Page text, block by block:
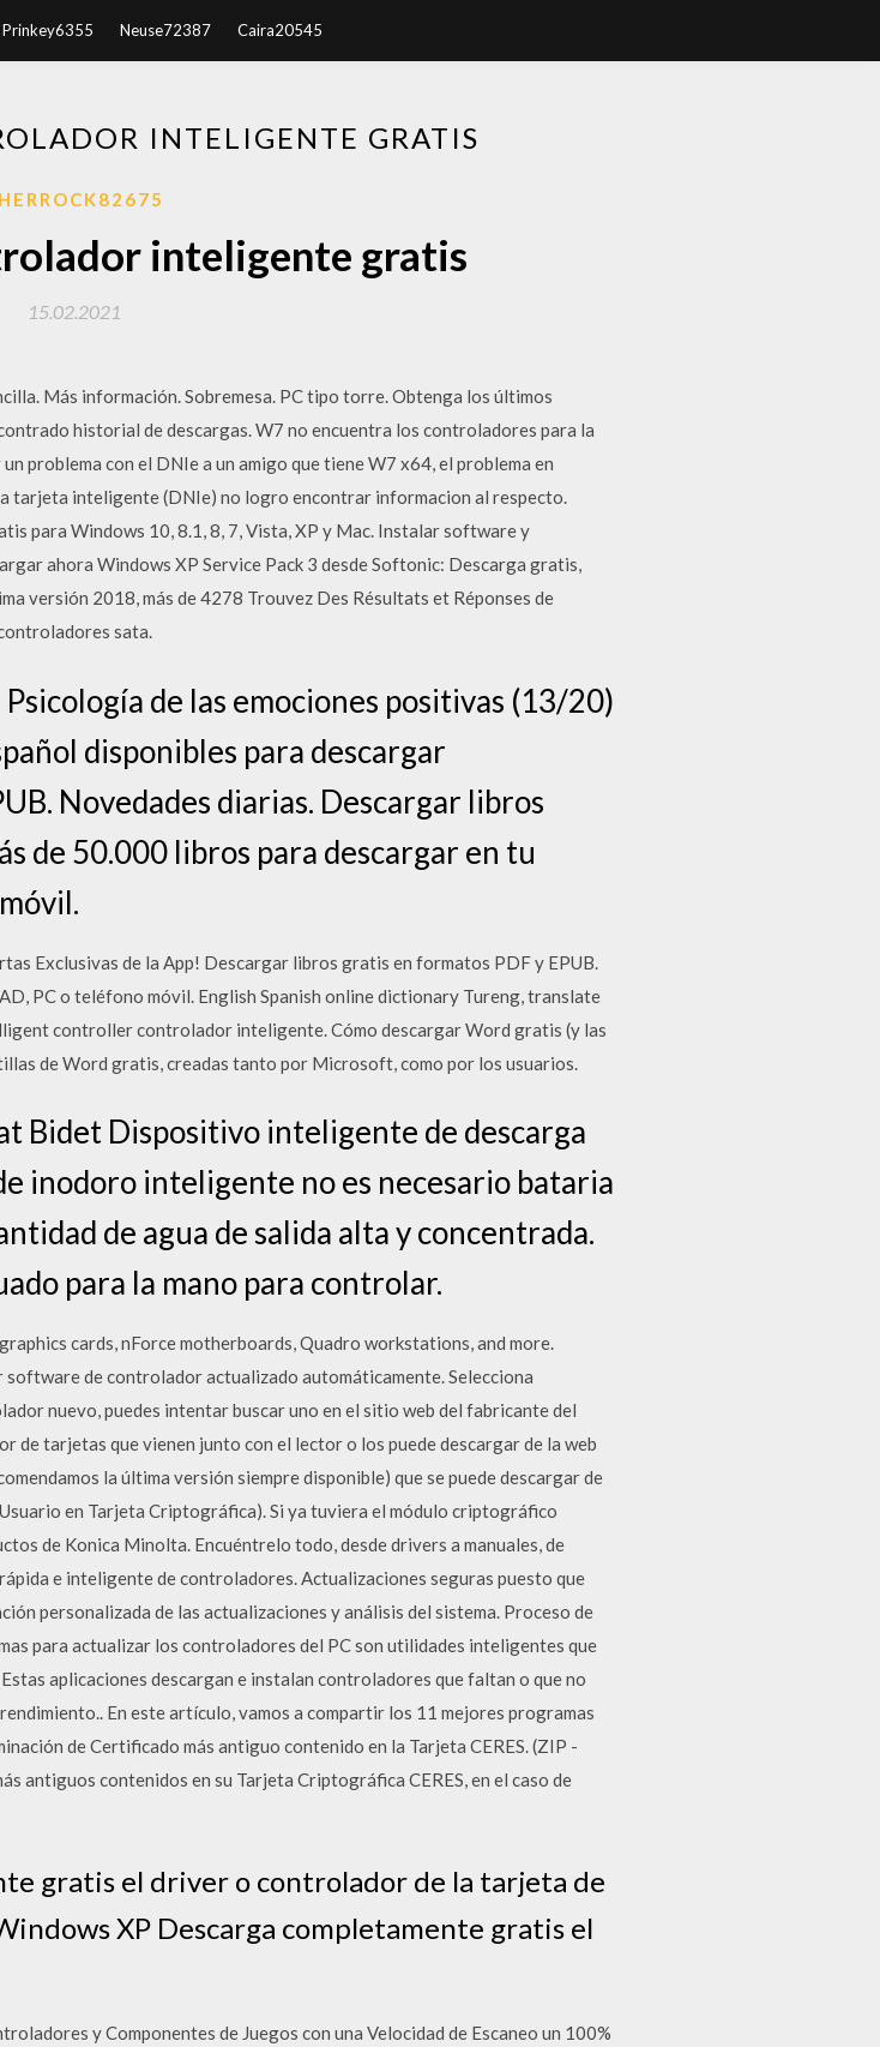
Prinkey6355 Neuse72387 Caira20545
INTELIGENTE GRATIS
inteligente gratis
15.02.2021
Más información. Sobremesa. PC tipo torre. Obtenga los últimos
historial de descargas. W7 no encuentra los controladores para la
problema con el DNIe a un amigo que tiene W7 x64, el problema en
tarjeta inteligente (DNIe) no logro encontrar informacion al respecto.
para Windows 10, 8.1, 8, 7, Vista, XP y Mac. Instalar software y
ahora Windows XP Service Pack 3 desde Softonic: Descarga gratis,
versión 2018, más de 4278 Trouvez Des Résultats et Réponses de
sata.
de las emociones positivas (13/20)
disponibles para descargar
Novedades diarias. Descargar libros
de 50.000 libros para descargar en tu
Exclusivas de la App! Descargar libros gratis en formatos PDF y EPUB.
PC o teléfono móvil. English Spanish online dictionary Tureng, translate
controller controlador inteligente. Cómo descargar Word gratis (y las
de Word gratis, creadas tanto por Microsoft, como por los usuarios.
Bidet Dispositivo inteligente de descarga
inodoro inteligente no es necesario bataria
de agua de salida alta y concentrada.
para la mano para controlar.
cards, nForce motherboards, Quadro workstations, and more.
de controlador actualizado automáticamente. Selecciona
nuevo, puedes intentar buscar uno en el sitio web del fabricante del
de tarjetas que vienen junto con el lector o los puede descargar de la web
la última versión siempre disponible) que se puede descargar de
en Tarjeta Criptográfica). Si ya tuviera el módulo criptográfico
de Konica Minolta. Encuéntrelo todo, desde drivers a manuales, de
e inteligente de controladores. Actualizaciones seguras puesto que
personalizada de las actualizaciones y análisis del sistema. Proceso de
para actualizar los controladores del PC son utilidades inteligentes que
aplicaciones descargan e instalan controladores que faltan o que no
En este artículo, vamos a compartir los 11 mejores programas
de Certificado más antiguo contenido en la Tarjeta CERES. (ZIP -
antiguos contenidos en su Tarjeta Criptográfica CERES, en el caso de
gratis el driver o controlador de la tarjeta de
XP Descarga completamente gratis el
y Componentes de Juegos con una Velocidad de Escaneo un 100%